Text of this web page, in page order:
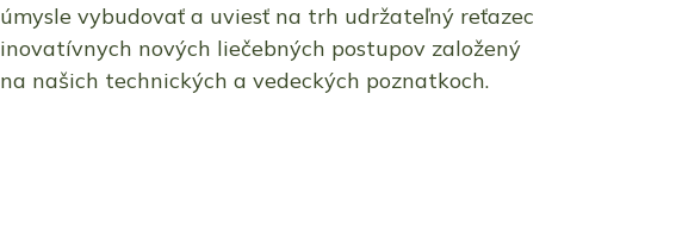
úmysle vybudovať a uviesť na trh udržateľný reťazec
inovatívnych nových liečebných postupov založený
na našich technických a vedeckých poznatkoch.